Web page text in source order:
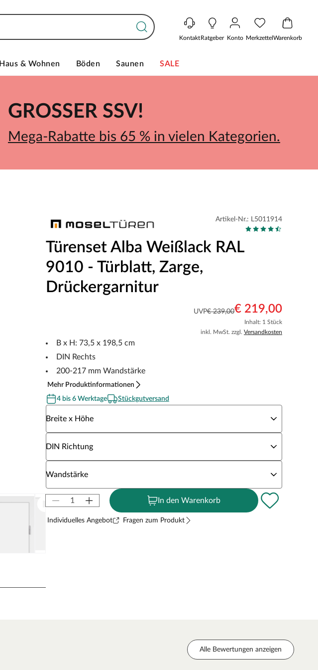
KontaktRatgeber Konto MerkzettelWarenkorb
Haus & Wohnen Böden Saunen SALE
GROSSER SSV!
Mega-Rabatte bis 65 % in vielen Kategorien.
Artikel-Nr.: L5011914
Türenset Alba Weißlack RAL
9010 - Türblatt, Zarge,
Drückergarnitur
UVP€ 239,00€ 219,00
Inhalt: 1 Stück
inkl. MwSt. zzgl. Versandkosten
B x H: 73,5 x 198,5 cm
DIN Rechts
200-217 mm Wandstärke
Mehr Produktinformationen
4 bis 6 Werktage
Stückgutversand
Breite x Höhe
DIN Richtung
Wandstärke
In den Warenkorb
Individuelles Angebot Fragen zum Produkt
Alle Bewertungen anzeigen